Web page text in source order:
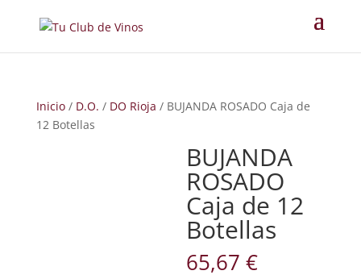
Inicio/ D.O. / DO Rioja / BUJANDA ROSADO Caja de
12 Botellas
BUJANDA
ROSADO
Caja de 12
Botellas
65,67€